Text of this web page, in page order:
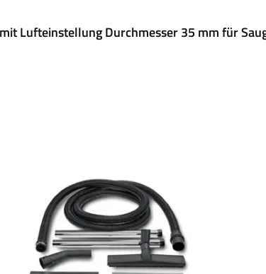
Lufteinstellung Durchmesser 35 mm für